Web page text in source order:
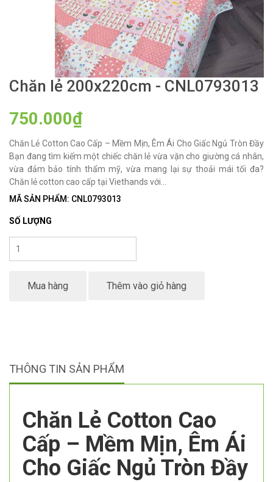
Chăn lẻ 200x220cm - CNL0793013
750.000₫
Chăn Lẻ Cotton Cao Cấp – Mềm Mịn, Êm Ái Cho Giấc Ngủ Tròn Đầy
Bạn đang tìm kiếm một chiếc chăn lẻ vừa vặn cho giường cá nhân,
vừa đảm bảo tính thẩm mỹ, vừa mang lại sự thoải mái tối đa?
Chăn lẻ cotton cao cấp tại Viethands với...
MÃ SẢN PHẨM: CNL0793013
SỐ LƯỢNG
Mua hàng Thêm vào giỏ hàng
THÔNG TIN SẢN PHẨM
Chăn Lẻ Cotton Cao
Cấp – Mềm Mịn, Êm Ái
Cho Giấc Ngủ Tròn Đầy